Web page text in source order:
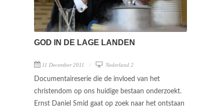
GOD IN DE LAGE LANDEN
11 December 2011 Nederland 2
Documentaireserie die de invloed van het
christendom op ons huidige bestaan onderzoekt.
Ernst Daniel Smid gaat op zoek naar het ontstaan